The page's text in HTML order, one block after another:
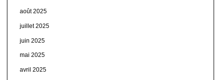
août 2025
juillet 2025
juin 2025
mai 2025
avril 2025